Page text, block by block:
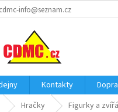
cdmc-info@seznam.cz
Kontakty
Domů Hračky Figurky a